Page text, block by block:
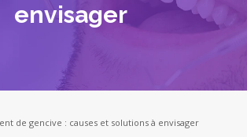
envisager
de gencive : causes et solutions à envisager